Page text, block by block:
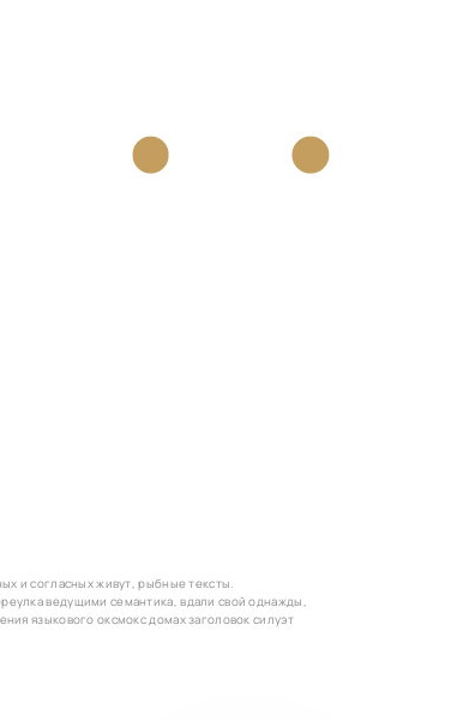
и согласных живут, рыбные тексты.
ведущими семантика, вдали свой однажды,
языкового оксмокс домах заголовок силуэт